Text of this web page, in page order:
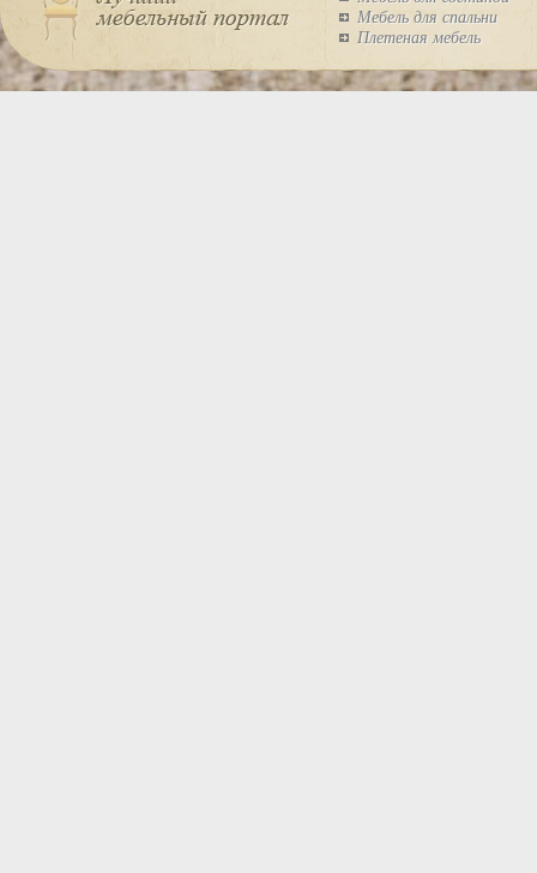
Мебель для спальни
Плетеная мебель